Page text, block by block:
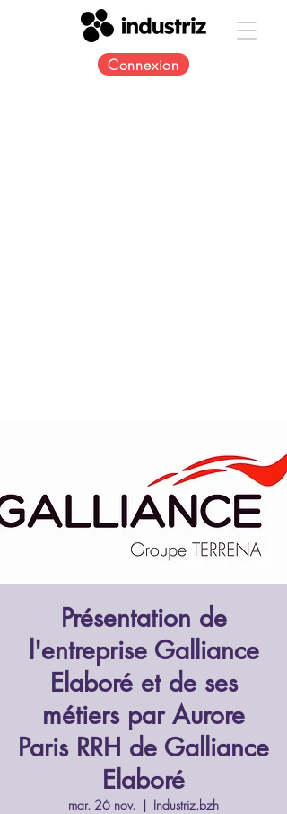
Connexion
Présentation de
l'entreprise Galliance
Elaboré et de ses
métiers par Aurore
Paris RRH de Galliance
Elaboré
mar. 26 nov.
  |
Industriz.bzh